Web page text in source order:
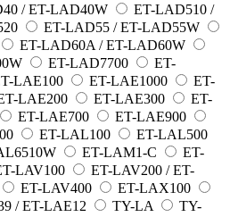
/ ET-LAD40W
ET-LAD510 /
ET-LAD55 / ET-LAD55W
ET-LAD60A / ET-LAD60W
ET-LAD7700
ET-
LAE100 ET-LAE1000
ET-
LAE200 ET-LAE300
ET-
ET-LAE700
ET-LAE900
ET-LAL100
ET-LAL500
ET-LAM1-C
ET-
LAV100
ET-LAV200 / ET-
ET-LAV400
ET-LAX100
/ ET-LAE12
TY-LA
TY-